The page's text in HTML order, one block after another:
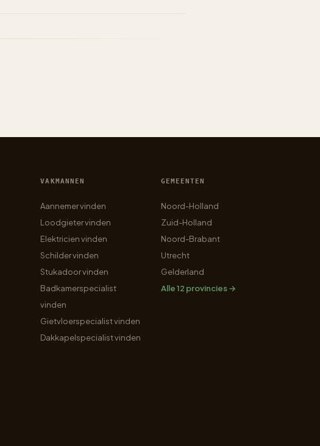
VAKMANNEN
Aannemer vinden
Loodgieter vinden
Elektricien vinden
Schilder vinden
Stukadoor vinden
Badkamerspecialist
vinden
Gietvloerspecialist vinden
Dakkapelspecialist vinden
GEMEENTEN
Noord-Holland
Zuid-Holland
Noord-Brabant
Utrecht
Gelderland
Alle 12 provincies →